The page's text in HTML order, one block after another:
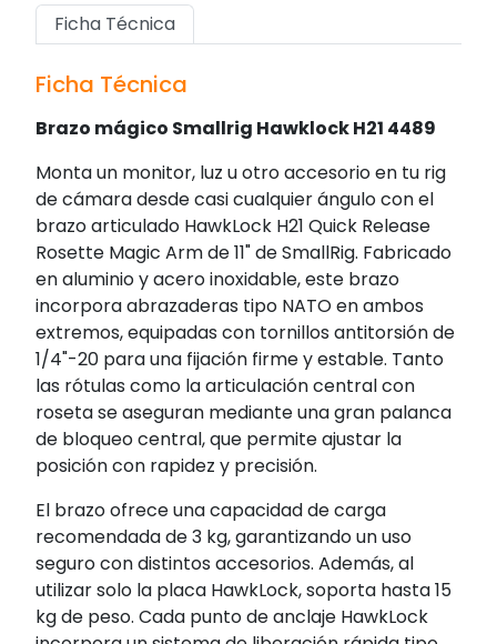
Ficha Técnica
Ficha Técnica
Brazo mágico Smallrig Hawklock H21 4489
Monta un monitor, luz u otro accesorio en tu rig
de cámara desde casi cualquier ángulo con el
brazo articulado HawkLock H21 Quick Release
Rosette Magic Arm de 11" de SmallRig. Fabricado
en aluminio y acero inoxidable, este brazo
incorpora abrazaderas tipo NATO en ambos
extremos, equipadas con tornillos antitorsión de
1/4"-20 para una fijación firme y estable. Tanto
las rótulas como la articulación central con
roseta se aseguran mediante una gran palanca
de bloqueo central, que permite ajustar la
posición con rapidez y precisión.
El brazo ofrece una capacidad de carga
recomendada de 3 kg, garantizando un uso
seguro con distintos accesorios. Además, al
utilizar solo la placa HawkLock, soporta hasta 15
kg de peso. Cada punto de anclaje HawkLock